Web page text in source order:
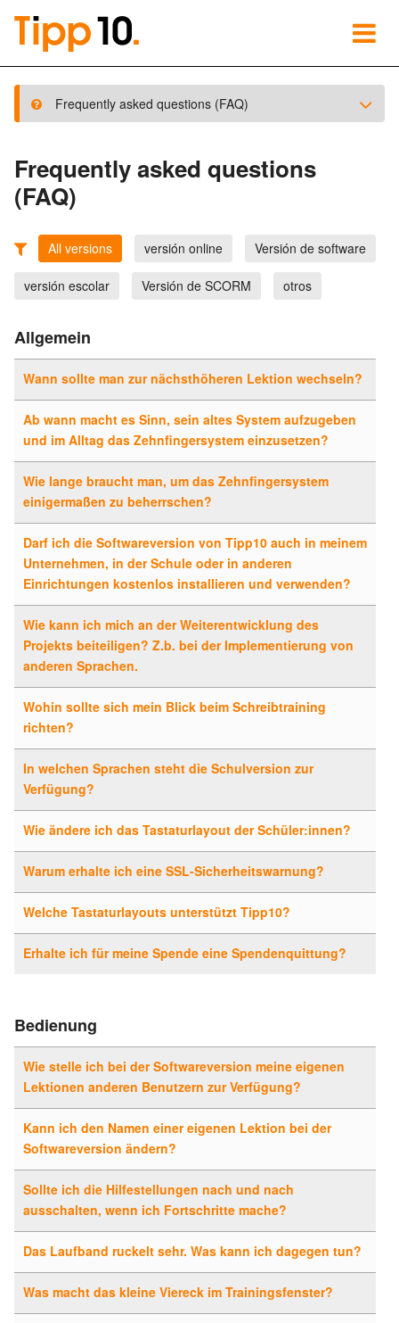
Frequently asked questions (FAQ)
Frequently asked questions
(FAQ)
All versions versión online Versión de software
versión escolar Versión de SCORM otros
Allgemein
Wann sollte man zur nächsthöheren Lektion wechseln?
Ab wann macht es Sinn, sein altes System aufzugeben
und im Alltag das Zehnfingersystem einzusetzen?
Wie lange braucht man, um das Zehnfingersystem
einigermaßen zu beherrschen?
Darf ich die Softwareversion von Tipp10 auch in meinem
Unternehmen, in der Schule oder in anderen
Einrichtungen kostenlos installieren und verwenden?
Wie kann ich mich an der Weiterentwicklung des
Projekts beiteiligen? Z.b. bei der Implementierung von
anderen Sprachen.
Wohin sollte sich mein Blick beim Schreibtraining
richten?
In welchen Sprachen steht die Schulversion zur
Verfügung?
Wie ändere ich das Tastaturlayout der Schüler:innen?
Warum erhalte ich eine SSL-Sicherheitswarnung?
Welche Tastaturlayouts unterstützt Tipp10?
Erhalte ich für meine Spende eine Spendenquittung?
Bedienung
Wie stelle ich bei der Softwareversion meine eigenen
Lektionen anderen Benutzern zur Verfügung?
Kann ich den Namen einer eigenen Lektion bei der
Softwareversion ändern?
Sollte ich die Hilfestellungen nach und nach
ausschalten, wenn ich Fortschritte mache?
Das Laufband ruckelt sehr. Was kann ich dagegen tun?
Was macht das kleine Viereck im Trainingsfenster?